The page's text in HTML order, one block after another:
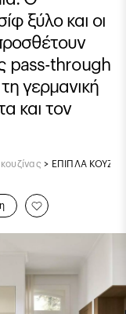
ξύλο και οι
pass-through
γερμανική
και τον
> ΕΠΙΠΛΑ